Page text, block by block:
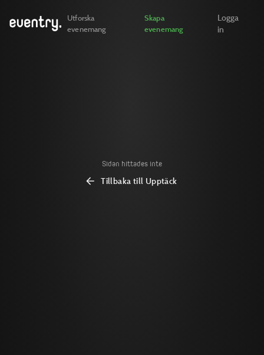
Utforska
evenemang
Skapa
evenemang
Logga
in
Sidan hittades inte
Tillbaka till Upptäck